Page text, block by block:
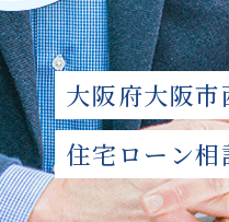
大阪府⼤阪市
住宅ローン相